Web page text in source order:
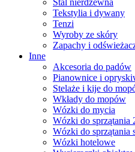
Stal nierdzewna
Tekstylia i dywany
Tenzi
Wyroby ze skóry
Zapachy i
Inne
Akcesoria do padów
Pianownice i
Stelaże i kije do
Wkłady do mopów
Wózki do mycia
Wózki do sprzątania
Wózki do sprzątania
Wózki hotelowe